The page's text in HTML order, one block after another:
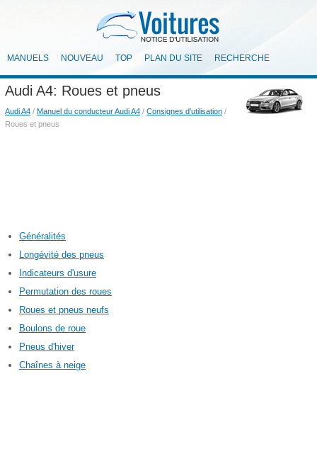
MANUELS NOUVEAU TOP PLAN DU SITE RECHERCHE
Audi A4: Roues et pneus
Audi A4 / Manuel du conducteur Audi A4 / Consignes d'utilisation /
Roues et pneus
Généralités
Longévité des pneus
Indicateurs d'usure
Permutation des roues
Roues et pneus neufs
Boulons de roue
Pneus d'hiver
Chaînes à neige